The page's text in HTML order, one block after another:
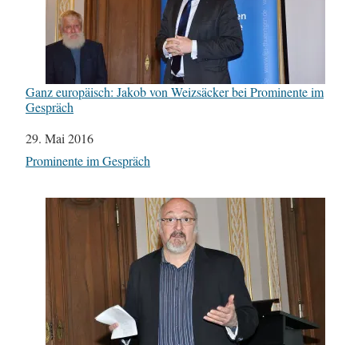
Ganz europäisch: Jakob von Weizsäcker bei Prominente im
Gespräch
Datum
29. Mai 2016
In Bezug auf
Prominente im Gespräch